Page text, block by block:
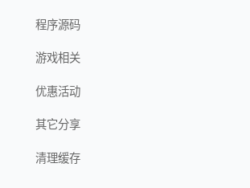
程序源码
游戏相关
优惠活动
其它分享
清理缓存